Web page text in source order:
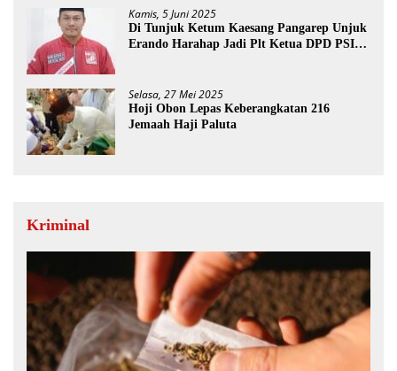
Kamis, 5 Juni 2025
Di Tunjuk Ketum Kaesang Pangarep Unjuk
Erando Harahap Jadi Plt Ketua DPD PSI
Selasa, 27 Mei 2025
Hoji Obon Lepas Keberangkatan 216
Jemaah Haji Paluta
Kriminal